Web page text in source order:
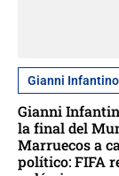
Gianni Infantino
Gianni
la final del
Marruecos a
político: FIFA